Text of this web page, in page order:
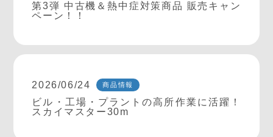
第3弾 中古機＆熱中症対策商品 販売キャン
ペーン！！
2026/06/24 商品情報
ビル・工場・プラントの高所作業に活躍！
スカイマスター30m